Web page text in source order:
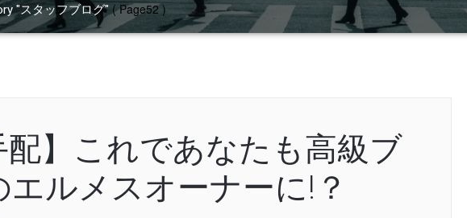
"スタッフブログ" ( Page52 )
配】これであなたも高級ブ
エルメスオーナーに!？